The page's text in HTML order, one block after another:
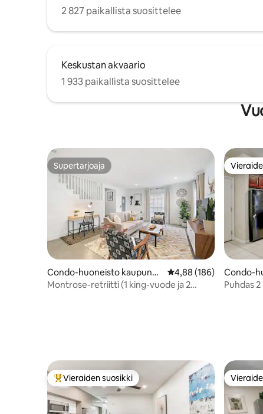
2 827 paikallista suosittelee
Keskustan akvaario
1 933 paikallista suosittelee
Supertarjoaja
Supertarjoaja
Condo-huoneisto kaupungi
ssa Houston
Keskimääräinen arvio
4,88 (186)
Montrose-retriitti (1 king-vuode ja 2
Condo-
a
Puhdas
Vieraiden suosikkien parhaimmistoa
Vieraiden suosikki